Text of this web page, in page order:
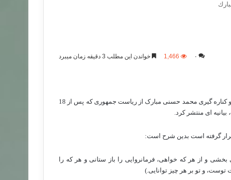
۰ 1,466 خواندن این مطلب 3 دقیقه زمان میبرد
جنبش اخوان المسلمین مصر به دنبال پیروزی انقلاب مردمی این کشور و کناره گیری محمد حسنی مبارک از ریاست جمهوری که پس از 18
ای منتشر کرد.
قرار گرفته است بدین شرح است:
و از هر كه خواهى، فرمانروایى را باز ستانى و هر كه را
و تو بر هر چیز توانایى.)